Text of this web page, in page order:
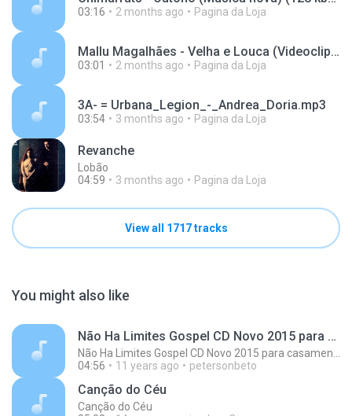
03:16 2 months ago Pagina da Loja
Mallu Magalhães - Velha e Louca (Videoclipe) (128 kbps).mp3
03:01 2 months ago Pagina da Loja
3A- = Urbana_Legion_-_Andrea_Doria.mp3
03:54 3 months ago Pagina da Loja
Revanche
Lobão
04:59
3 months ago Pagina da Loja
View all 1717 tracks
You might also like
Não Ha Limites Gospel CD Novo 2015 para casamento casal musica romantica
04:56
11 years ago petersonbeto
Canção do Céu
Canção do Céu